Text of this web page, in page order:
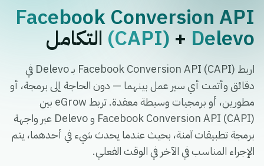
Facebook Conversion API
(CAPI) + Delevo التكامل
اربط Facebook Conversion API (CAPI) بـ Delevo في
دقائق وأتمت أي سير عمل بينهما — دون الحاجة إلى برمجة، أو
مطورين، أو برمجيات وسيطة معقدة. تربط eGrow بين
Facebook Conversion API (CAPI) و Delevo عبر واجهة
برمجة تطبيقات آمنة، بحيث عندما يحدث شيء في أحدهما، يتم
الإجراء المناسب في الآخر في الوقت الفعلي.